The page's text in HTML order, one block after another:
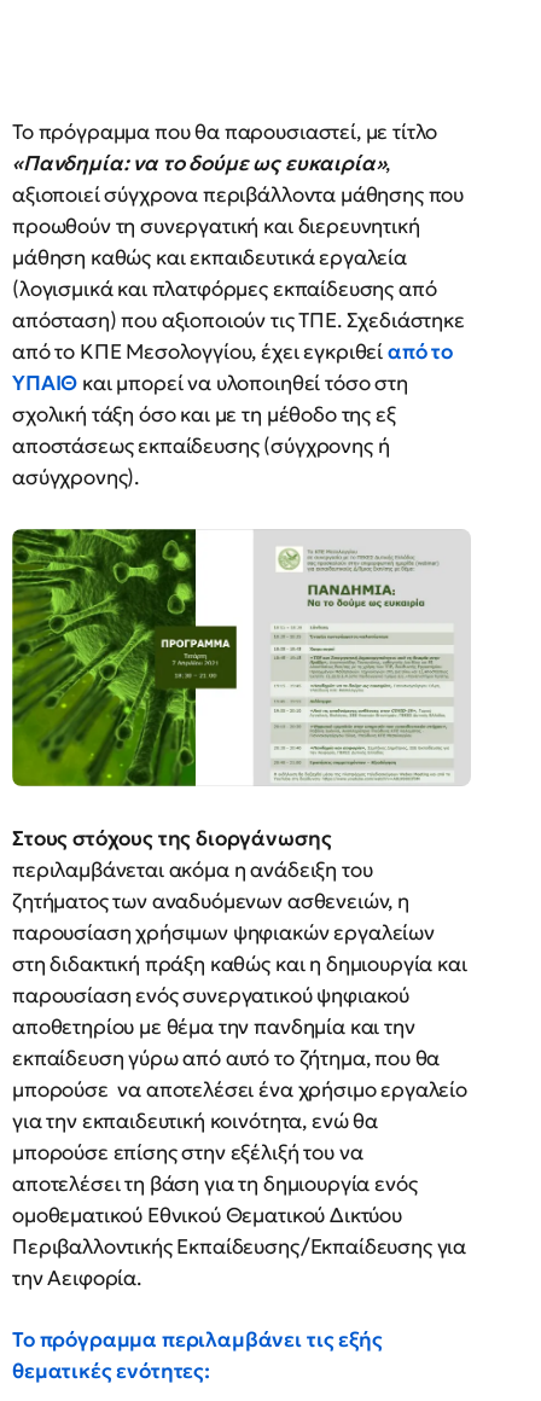
Το πρόγραμμα που θα παρουσιαστεί, με τίτλο
«Πανδημία: να το δούμε ως ευκαιρία»,
αξιοποιεί σύγχρονα περιβάλλοντα μάθησης που
προωθούν τη συνεργατική και διερευνητική
μάθηση καθώς και εκπαιδευτικά εργαλεία
(λογισμικά και πλατφόρμες εκπαίδευσης από
απόσταση) που αξιοποιούν τις ΤΠΕ. Σχεδιάστηκε
από το ΚΠΕ Μεσολογγίου, έχει εγκριθείαπό το
ΥΠΑΙΘ και μπορεί να υλοποιηθεί τόσο στη
σχολική τάξη όσο και με τη μέθοδο της εξ
αποστάσεως εκπαίδευσης (σύγχρονης ή
ασύγχρονης).
Στους στόχους της διοργάνωσης
περιλαμβάνεται ακόμα η ανάδειξη του
ζητήματος των αναδυόμενων ασθενειών, η
παρουσίαση χρήσιμων ψηφιακών εργαλείων
στη διδακτική πράξη καθώς και η δημιουργία και
παρουσίαση ενός συνεργατικού ψηφιακού
αποθετηρίου με θέμα την πανδημία και την
εκπαίδευση γύρω από αυτό το ζήτημα, που θα
μπορούσε να αποτελέσει ένα χρήσιμο εργαλείο
για την εκπαιδευτική κοινότητα, ενώ θα
μπορούσε επίσης στην εξέλιξή του να
αποτελέσει τη βάση για τη δημιουργία ενός
ομοθεματικού Εθνικού Θεματικού Δικτύου
Περιβαλλοντικής Εκπαίδευσης/Εκπαίδευσης για
την Αειφορία.
Το πρόγραμμα περιλαμβάνει τις εξής
θεματικές ενότητες: